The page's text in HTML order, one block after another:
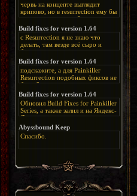
червь на концепте выглядит
крипово, но в resurrection ему бы
нашлось место, особенно в
каких-нибудь подземных
катакомбах. жаль, что половину
задумок там вырезали, зато и
рпгшности меньше. build fixes
спасибо что перезалили на
яндекс. а вот в комментах на
сайте у меня пару раз вылезала
левая вставка
https://uzbekmelbet.com/ru/
дико отвлекает от обсуждения
скринов.
Build fixes for version 1.64
с Resurrection я не знаю что
делать, там везде всё сыро и
баговано, от чего и заниматься
этим не хочется, тут либо играть
как есть или искать патчи для
этого дополнения на moddb,
либо же на крайняк играть мод
Resurrection, но настолько что не
особо уже и узнаётся
Build fixes for version 1.64
подскажите, а для Painkiller
Resurrection подобных фиксов не
будет?
Build fixes for version 1.64
Обновил Build Fixes for Painkiller
Series, а также залил и на Яндекс-
Диск
https://disk.yandex.ru/d/_zvZekuO5FTd3Q
Abyssbound Keep
Спасибо.